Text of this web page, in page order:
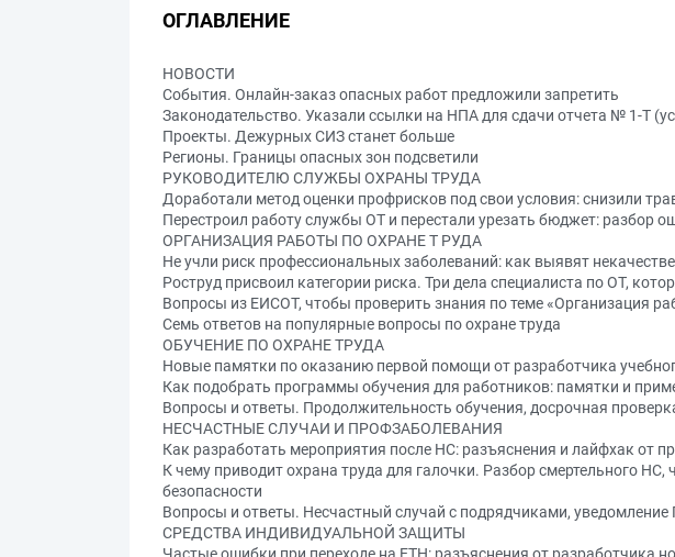
ОГЛАВЛЕНИЕ
НОВОСТИ
События. Онлайн-заказ опасных работ предложили запретить
Законодательство. Указали ссылки на НПА для сдачи отчета № 1-Т
Проекты. Дежурных СИЗ станет больше
Регионы. Границы опасных зон подсветили
РУКОВОДИТЕЛЮ СЛУЖБЫ ОХРАНЫ ТРУДА
Доработали метод оценки профрисков под свои условия: снизили
Перестроил работу службы ОТ и перестали урезать бюджет: разбор
ОРГАНИЗАЦИЯ РАБОТЫ ПО ОХРАНЕ Т РУДА
Не учли риск профессиональных заболеваний: как выявят
Роструд присвоил категории риска. Три дела специалиста по ОТ,
Вопросы из ЕИСОТ, чтобы проверить знания по теме «Организация
Семь ответов на популярные вопросы по охране труда
ОБУЧЕНИЕ ПО ОХРАНЕ ТРУДА
Новые памятки по оказанию первой помощи от разработчика
Как подобрать программы обучения для работников: памятки и
Вопросы и ответы. Продолжительность обучения, досрочная
НЕСЧАСТНЫЕ СЛУЧАИ И ПРОФЗАБОЛЕВАНИЯ
Как разработать мероприятия после НС: разъяснения и лайфхак от
К чему приводит охрана труда для галочки. Разбор смертельного
безопасности
Вопросы и ответы. Несчастный случай с подрядчиками,
СРЕДСТВА ИНДИВИДУАЛЬНОЙ ЗАЩИТЫ